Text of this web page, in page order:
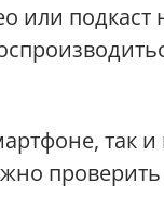
или
так и